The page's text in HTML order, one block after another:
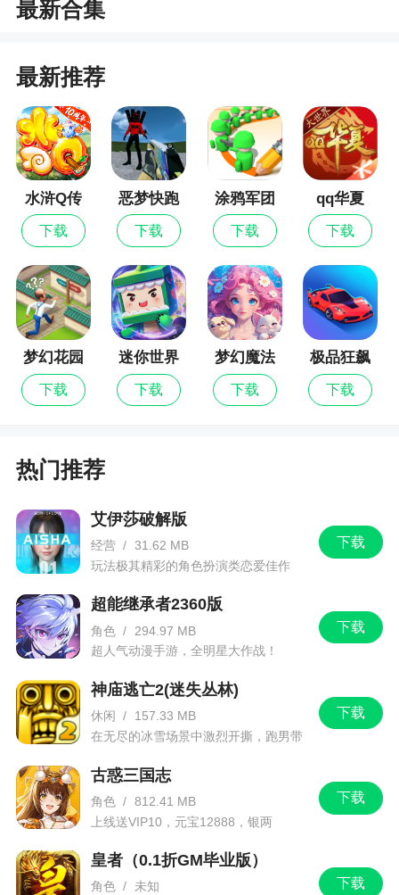
1、登录就送贵族5称号，1亿元宝，50W绑钻，
绝版大礼包，大量福利免费拿
2、最强战宠助你打BOSS，前期培养战宠，轻
松杀怪，冰冻怪物
3、神职变身系统，激情攻城群战：特色身份，
不同外观，不同特性等你选
4、神兵系统：神兵攻击助战：还在为刷怪速度
慢？激活倚天辟地，大范围群攻技能，超快刷怪
5、即时战斗，同步竞技
游戏特色
奇冒险
3、完美画质呈现经典地图，大陆新貌更完美
4、全新游戏方式享受热血传奇体验，刺激的武
小编评价
1、龙城传奇单职业延续经典传奇玩法的基础上
进行创新和升级，玩家可自由选择喜爱的职业进行
游戏，可在线转职，超高爆率给你无限惊喜，上线
2、爆出神器不是梦，爆多把还能合成。另有挂
机升级系统，刀刀切割也能自动，升级无阻。剧情
兵，翅膀与爆光柱，拿到爽为止
最新合集
最新推荐
水浒Q传
下载
恶梦快跑
下载
涂鸦军团
下载
qq华夏
下载
梦幻花园
下载
迷你世界
下载
梦幻魔法
屋
下载
极品狂飙
飞车
下载
热门推荐
下载
艾伊莎破解版
经营 / 31.62 MB
玩法极其精彩的角色扮演类恋爱佳作
下载
超能继承者2360版
角色 /
294.97 MB
超人气动漫手游，全明星大作战！
下载
神庙逃亡2(迷失丛林)
休闲 /
157.33 MB
在无尽的冰雪场景中激烈开撕，跑男带
下载
古惑三国志
角色 / 812.41 MB
上线送VIP10，元宝12888，银两
下载
皇者（0.1折GM毕业版）
角色 / 未知